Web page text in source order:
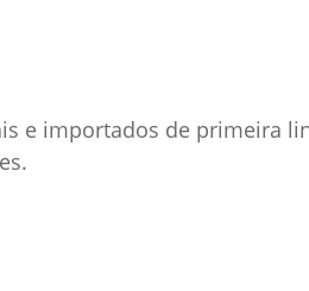
e importados de primeira